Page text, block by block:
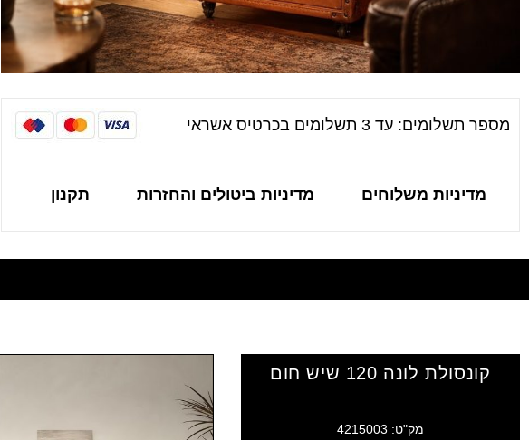
מספר תשלומים: עד 3 תשלומים בכרטיס אשראי
מדיניות משלוחים מדיניות ביטולים והחזרות תקנון
קונסולת לונה 120 שיש חום
מק"ט: 4215003